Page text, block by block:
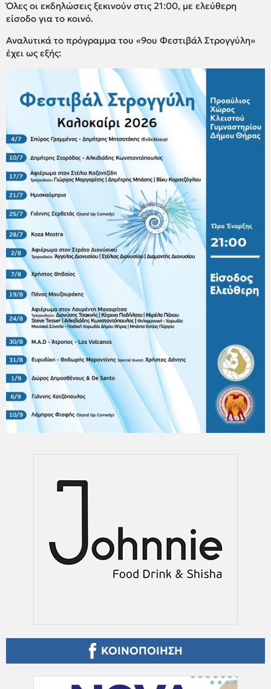
Όλες οι εκδηλώσεις ξεκινούν στις 21:00, με ελεύθερη
είσοδο για το κοινό.
Αναλυτικά το πρόγραμμα του «9ου Φεστιβάλ Στρογγύλη»
έχει ως εξής:
ΚΟΙΝΟΠΟΙΗΣΗ